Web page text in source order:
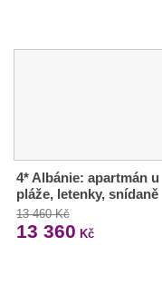
4* Albánie: apartmán u
pláže, letenky, snídaně
13 460 Kč
13 360 Kč